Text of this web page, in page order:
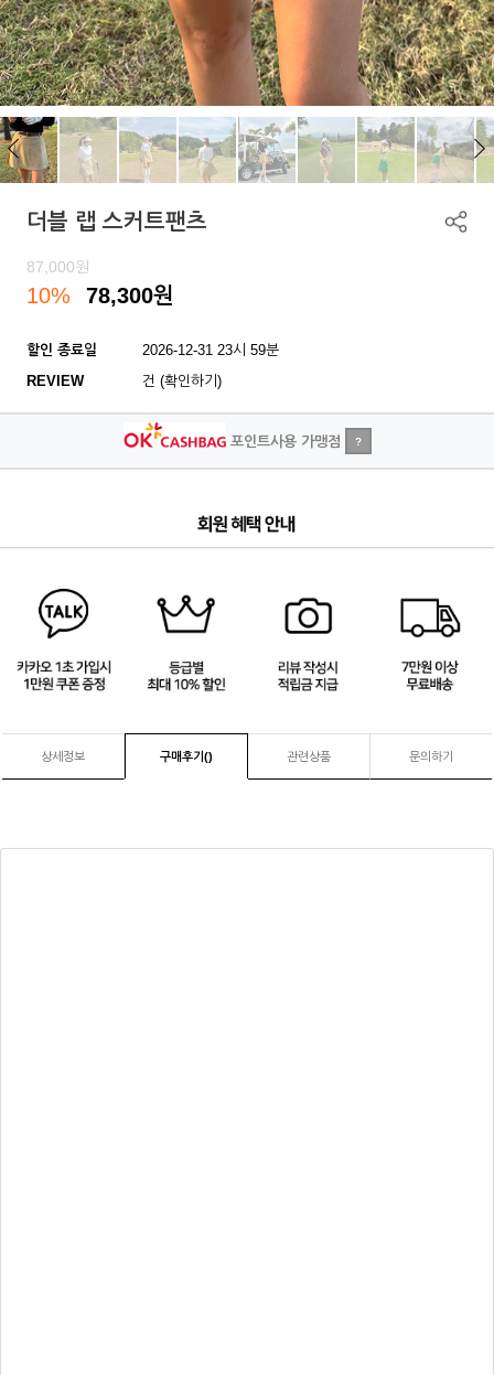
더블 랩 스커트팬츠
87,000원
10% 78,300원
할인 종료일
2026-12-31 23시 59분
REVIEW
건 (확인하기)
포인트사용 가맹점 ?
상세정보 구매후기() 관련상품 문의하기